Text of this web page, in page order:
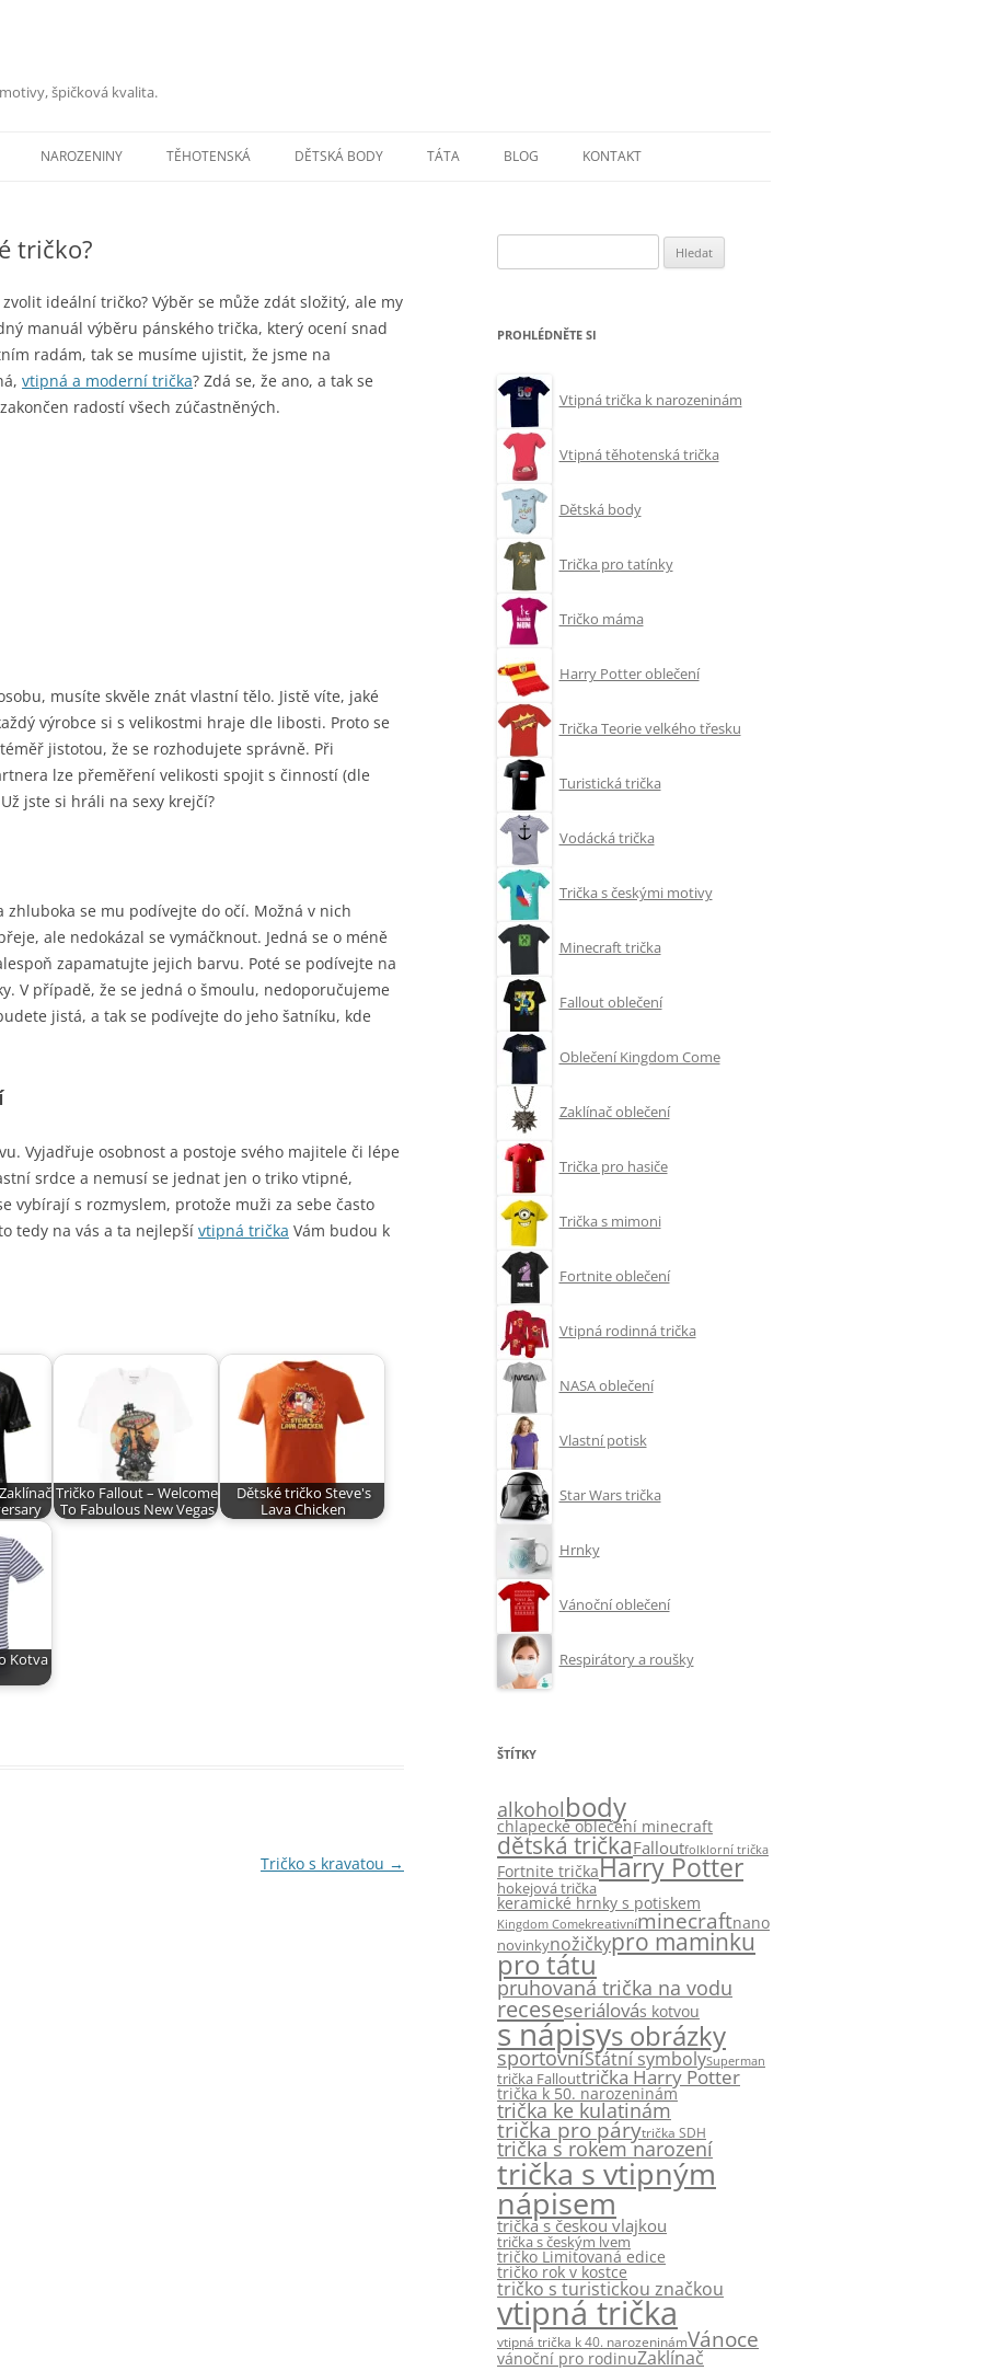
špičková kvalita.
k
NAROZENINY TĚHOTENSKÁ DĚTSKÁ BODY TÁTA BLOG KONTAKT
tričko?
ideální tričko? Výběr se může zdát složitý, ale my
manuál výběru pánského trička, který ocení snad
radám, tak se musíme ujistit, že jsme na
vtipná a moderní trička? Zdá se, že ano, a tak se
radostí všech zúčastněných.
musíte skvěle znát vlastní tělo. Jistě víte, jaké
výrobce si s velikostmi hraje dle libosti. Proto se
jistotou, že se rozhodujete správně. Při
lze přeměření velikosti spojit s činností (dle
jste si hráli na sexy krejčí?
se mu podívejte do očí. Možná v nich
ale nedokázal se vymáčknout. Jedná se o méně
zapamatujte jejich barvu. Poté se podívejte na
V případě, že se jedná o šmoulu, nedoporučujeme
jistá, a tak se podívejte do jeho šatníku, kde
Vyjadřuje osobnost a postoje svého majitele či lépe
srdce a nemusí se jednat jen o triko vtipné,
vybírají s rozmyslem, protože muži za sebe často
tedy na vás a ta nejlepší vtipná trička Vám budou k
Tričko Fallout – Welcome
To Fabulous New Vegas
Dětské tričko Steve's
Lava Chicken
Kotva
Tričko s kravatou →
PROHLÉDNĚTE SI
Vtipná trička k narozeninám
Vtipná těhotenská trička
Dětská body
Trička pro tatínky
Tričko máma
Harry Potter oblečení
Trička Teorie velkého třesku
Turistická trička
Vodácká trička
Trička s českými motivy
Minecraft trička
Fallout oblečení
Oblečení Kingdom Come
Zaklínač oblečení
Trička pro hasiče
Trička s mimoni
Fortnite oblečení
Vtipná rodinná trička
NASA oblečení
Vlastní potisk
Star Wars trička
Hrnky
Vánoční oblečení
Respirátory a roušky
ŠTÍTKY
alkoholbody
chlapecké oblečení minecraft
dětská tričkaFalloutfolklorní trička
Fortnite tričkaHarry Potter
hokejová trička
keramické hrnky s potiskem
Kingdom Comekreativníminecraftnano
novinkynožičkypro maminku
pro tátu
pruhovaná trička na vodu
receseseriálovás kotvou
s nápisys obrázky
sportovníStátní symbolySuperman
trička Fallouttrička Harry Potter
trička k 50. narozeninám
trička ke kulatinám
trička pro párytrička SDH
trička s rokem narození
trička s vtipným
nápisem
trička s českou vlajkou
trička s českým lvem
tričko Limitovaná edice
tričko rok v kostce
tričko s turistickou značkou
vtipná trička
vtipná trička k 40. narozeninámVánoce
vánoční pro rodinuZaklínač